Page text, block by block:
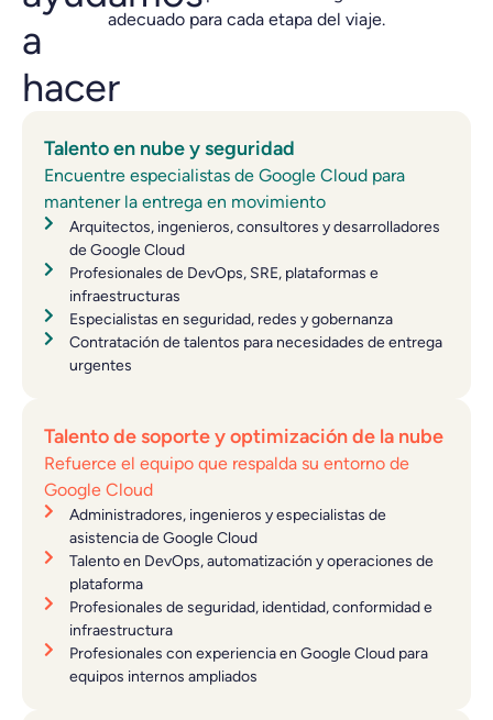
a
hacer
adecuado para cada etapa del viaje.
Talento en nube y seguridad
Encuentre especialistas de Google Cloud para
mantener la entrega en movimiento
Arquitectos, ingenieros, consultores y desarrolladores
de Google Cloud
Profesionales de DevOps, SRE, plataformas e
infraestructuras
Especialistas en seguridad, redes y gobernanza
Contratación de talentos para necesidades de entrega
urgentes
Talento de soporte y optimización de la nube
Refuerce el equipo que respalda su entorno de
Google Cloud
Administradores, ingenieros y especialistas de
asistencia de Google Cloud
Talento en DevOps, automatización y operaciones de
plataforma
Profesionales de seguridad, identidad, conformidad e
infraestructura
Profesionales con experiencia en Google Cloud para
equipos internos ampliados